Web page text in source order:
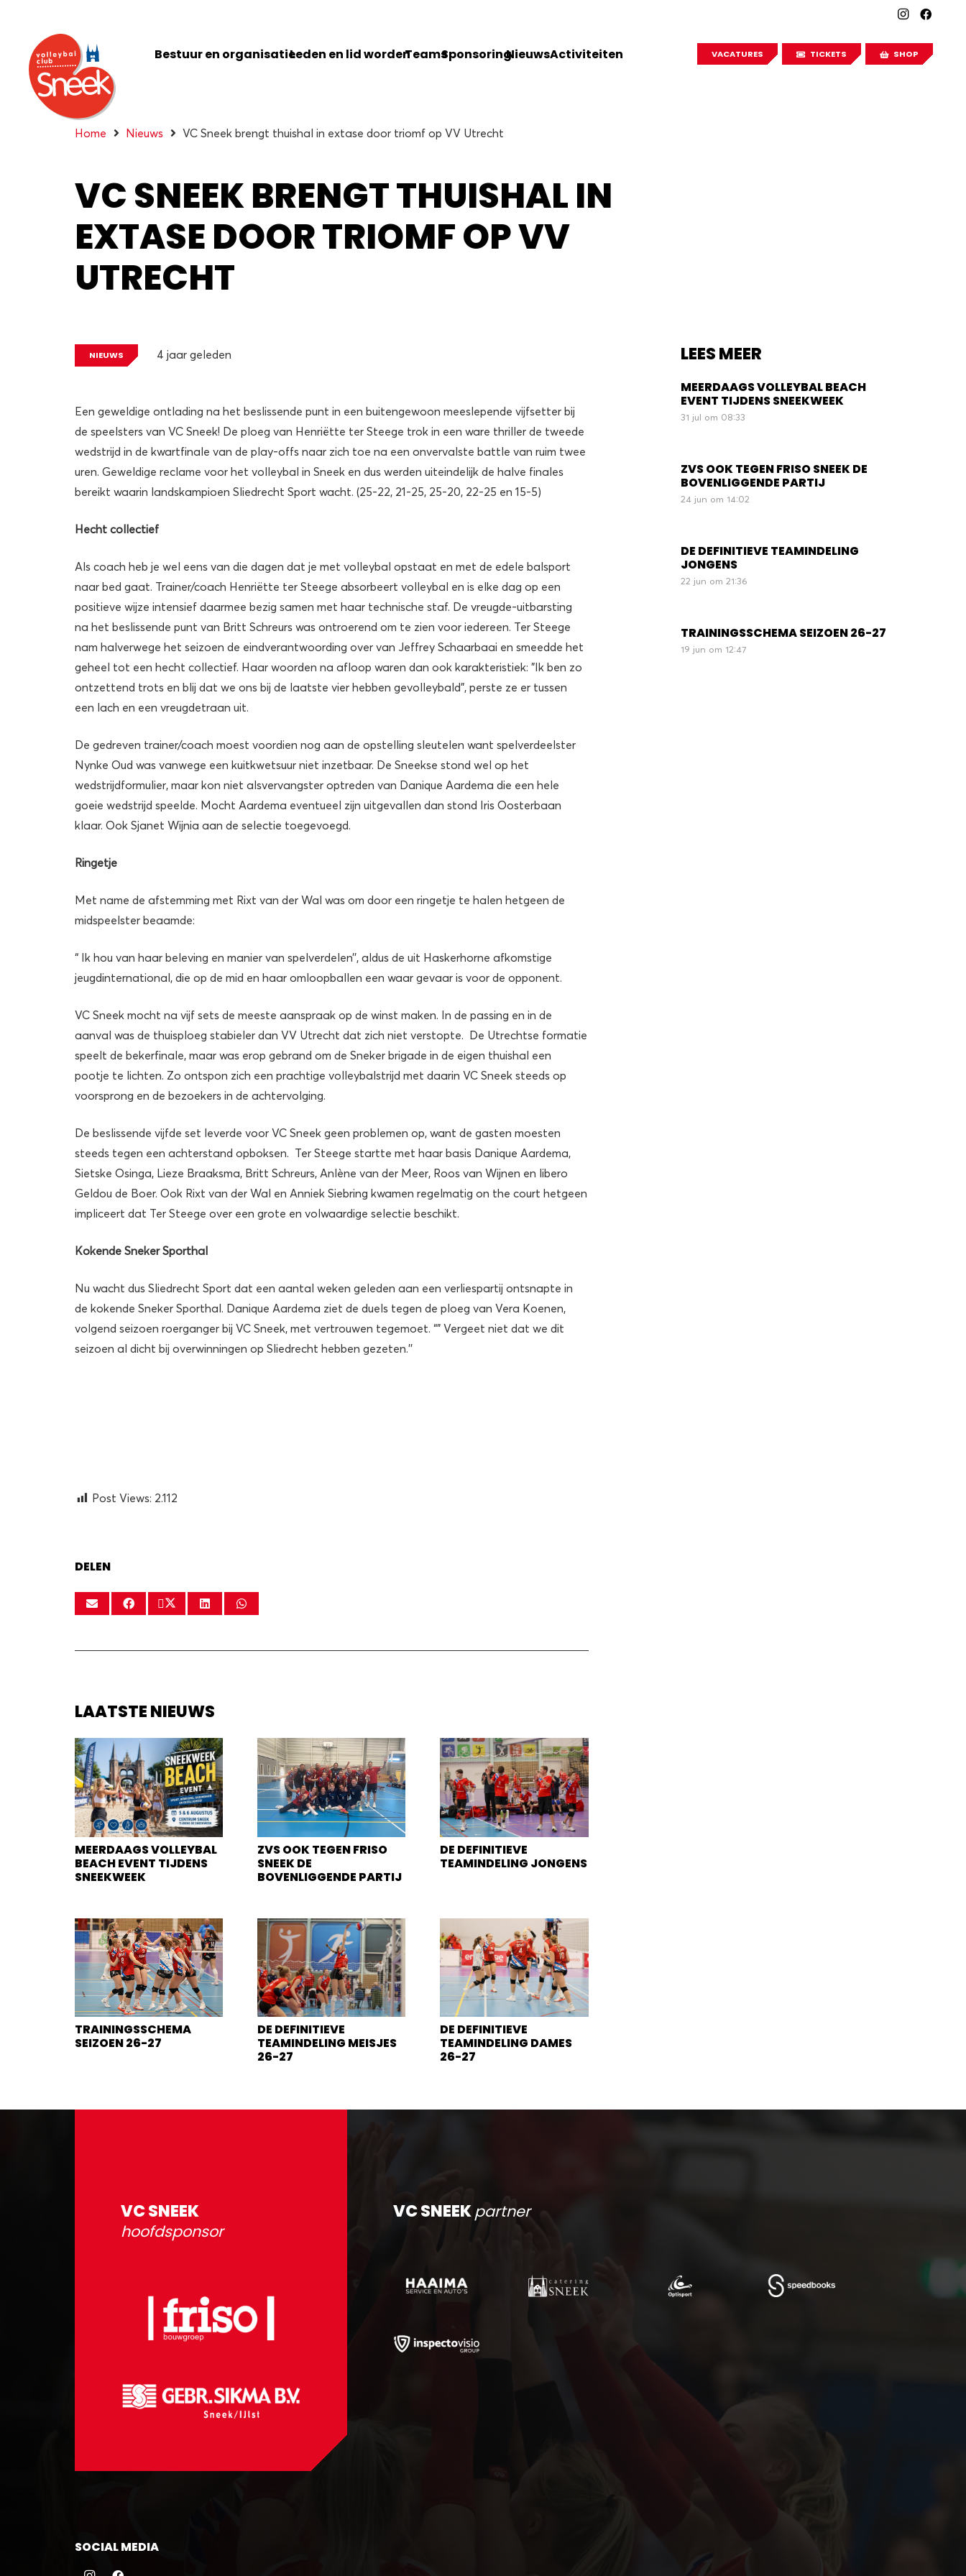
Bestuur en organisatieLeden en lid wordenTeamsSponsoringNieuwsActiviteiten VACATURES TICKETS SHOP
Home Nieuws VC Sneek brengt thuishal in extase door triomf op VV Utrecht
VC SNEEK BRENGT THUISHAL IN
EXTASE DOOR TRIOMF OP VV
UTRECHT
NIEUWS 4 jaar geleden
Een geweldige ontlading na het beslissende punt in een buitengewoon meeslepende vijfsetter bij
de speelsters van VC Sneek! De ploeg van Henriëtte ter Steege trok in een ware thriller de tweede
wedstrijd in de kwartfinale van de play-offs naar zich toe na een onvervalste battle van ruim twee
uren. Geweldige reclame voor het volleybal in Sneek en dus werden uiteindelijk de halve finales
bereikt waarin landskampioen Sliedrecht Sport wacht. (25-22, 21-25, 25-20, 22-25 en 15-5)
Hecht collectief
Als coach heb je wel eens van die dagen dat je met volleybal opstaat en met de edele balsport
naar bed gaat. Trainer/coach Henriëtte ter Steege absorbeert volleybal en is elke dag op een
positieve wijze intensief daarmee bezig samen met haar technische staf. De vreugde-uitbarsting
na het beslissende punt van Britt Schreurs was ontroerend om te zien voor iedereen. Ter Steege
nam halverwege het seizoen de eindverantwoording over van Jeffrey Schaarbaai en smeedde het
geheel tot een hecht collectief. Haar woorden na afloop waren dan ook karakteristiek: ”Ik ben zo
ontzettend trots en blij dat we ons bij de laatste vier hebben gevolleybald”, perste ze er tussen
een lach en een vreugdetraan uit.
De gedreven trainer/coach moest voordien nog aan de opstelling sleutelen want spelverdeelster
Nynke Oud was vanwege een kuitkwetsuur niet inzetbaar. De Sneekse stond wel op het
wedstrijdformulier, maar kon niet alsvervangster optreden van Danique Aardema die een hele
goeie wedstrijd speelde. Mocht Aardema eventueel zijn uitgevallen dan stond Iris Oosterbaan
klaar. Ook Sjanet Wijnia aan de selectie toegevoegd.
Ringetje
Met name de afstemming met Rixt van der Wal was om door een ringetje te halen hetgeen de
midspeelster beaamde:
“ Ik hou van haar beleving en manier van spelverdelen’’, aldus de uit Haskerhorne afkomstige
jeugdinternational, die op de mid en haar omloopballen een waar gevaar is voor de opponent.
VC Sneek mocht na vijf sets de meeste aanspraak op de winst maken. In de passing en in de
aanval was de thuisploeg stabieler dan VV Utrecht dat zich niet verstopte. De Utrechtse formatie
speelt de bekerfinale, maar was erop gebrand om de Sneker brigade in de eigen thuishal een
pootje te lichten. Zo ontspon zich een prachtige volleybalstrijd met daarin VC Sneek steeds op
voorsprong en de bezoekers in de achtervolging.
De beslissende vijfde set leverde voor VC Sneek geen problemen op, want de gasten moesten
steeds tegen een achterstand opboksen. Ter Steege startte met haar basis Danique Aardema,
Sietske Osinga, Lieze Braaksma, Britt Schreurs, Anlène van der Meer, Roos van Wijnen en libero
Geldou de Boer. Ook Rixt van der Wal en Anniek Siebring kwamen regelmatig on the court hetgeen
impliceert dat Ter Steege over een grote en volwaardige selectie beschikt.
Kokende Sneker Sporthal
Nu wacht dus Sliedrecht Sport dat een aantal weken geleden aan een verliespartij ontsnapte in
de kokende Sneker Sporthal. Danique Aardema ziet de duels tegen de ploeg van Vera Koenen,
volgend seizoen roerganger bij VC Sneek, met vertrouwen tegemoet. “” Vergeet niet dat we dit
seizoen al dicht bij overwinningen op Sliedrecht hebben gezeten.’’
Post Views: 2.112
DELEN
LAATSTE NIEUWS
MEERDAAGS VOLLEYBAL
BEACH EVENT TIJDENS
SNEEKWEEK
ZVS OOK TEGEN FRISO
SNEEK DE
BOVENLIGGENDE PARTIJ
DE DEFINITIEVE
TEAMINDELING JONGENS
TRAININGSSCHEMA
SEIZOEN 26-27
DE DEFINITIEVE
TEAMINDELING MEISJES
26-27
DE DEFINITIEVE
TEAMINDELING DAMES
26-27
LEES MEER
MEERDAAGS VOLLEYBAL BEACH
EVENT TIJDENS SNEEKWEEK
31 jul om 08:33
ZVS OOK TEGEN FRISO SNEEK DE
BOVENLIGGENDE PARTIJ
24 jun om 14:02
DE DEFINITIEVE TEAMINDELING
JONGENS
22 jun om 21:36
TRAININGSSCHEMA SEIZOEN 26-27
19 jun om 12:47
VC SNEEK
hoofdsponsor
VC SNEEKpartner
SOCIAL MEDIA